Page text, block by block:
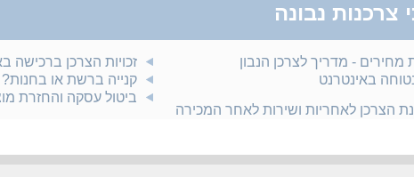
צרכנות נבונה
מחירים - מדריך לצרכן הנבון
באינטרנט
הצרכן לאחריות ושירות לאחר המכירה
זכויות הצרכן ברכישה
קנייה ברשת או בחנות?
ביטול עסקה והחזרת